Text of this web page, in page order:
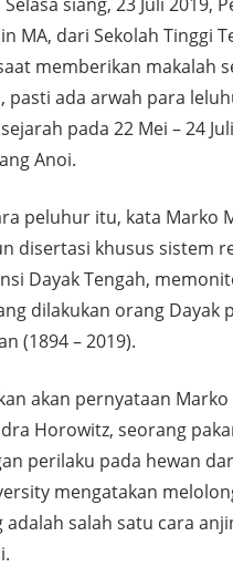
MA, dari Sekolah Tinggi
memberikan makalah
pasti ada arwah para
pada 22 Mei – 24
Anoi.
peluhur itu, kata Marko
disertasi khusus sistem
Dayak Tengah,
dilakukan orang Dayak
(1894 – 2019).
akan pernyataan Marko
Horowitz, seorang
perilaku pada hewan
mengatakan
adalah salah satu cara